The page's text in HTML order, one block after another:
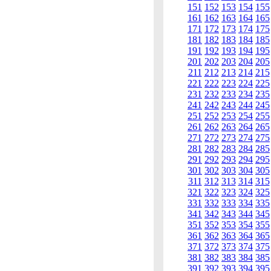
151 152 153 154 155
161 162 163 164 165
171 172 173 174 175
181 182 183 184 185
191 192 193 194 195
201 202 203 204 205
211 212 213 214 215
221 222 223 224 225
231 232 233 234 235
241 242 243 244 245
251 252 253 254 255
261 262 263 264 265
271 272 273 274 275
281 282 283 284 285
291 292 293 294 295
301 302 303 304 305
311 312 313 314 315
321 322 323 324 325
331 332 333 334 335
341 342 343 344 345
351 352 353 354 355
361 362 363 364 365
371 372 373 374 375
381 382 383 384 385
391 392 393 394 395